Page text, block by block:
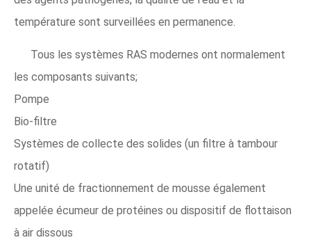
température sont surveillées en permanence.
Tous les systèmes RAS modernes ont normalement
les composants suivants;
Pompe
Bio-filtre
Systèmes de collecte des solides (un filtre à tambour
rotatif)
Une unité de fractionnement de mousse également
appelée écumeur de protéines ou dispositif de flottaison
à air dissous